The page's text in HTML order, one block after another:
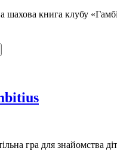
книга клубу
гра для знайомства